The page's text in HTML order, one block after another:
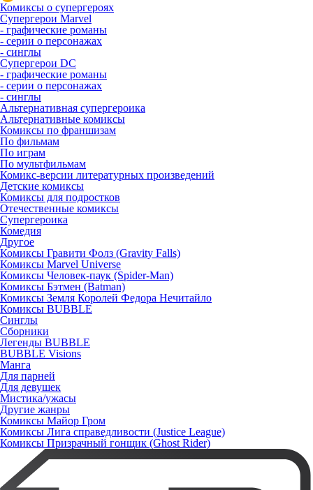
Комиксы о супергероях
Супергерои Marvel
- графические романы
- серии о персонажах
- синглы
Супергерои DC
- графические романы
- серии о персонажах
- синглы
Альтернативная супергероика
Альтернативные комиксы
Комиксы по франшизам
По фильмам
По играм
По мультфильмам
Комикс-версии литературных произведений
Детские комиксы
Комиксы для подростков
Отечественные комиксы
Супергероика
Комедия
Другое
Комиксы Гравити Фолз (Gravity Falls)
Комиксы Marvel Universe
Комиксы Человек-паук (Spider-Man)
Комиксы Бэтмен (Batman)
Комиксы Земля Королей Федора Нечитайло
Комиксы BUBBLE
Синглы
Сборники
Легенды BUBBLE
BUBBLE Visions
Манга
Для парней
Для девушек
Мистика/ужасы
Другие жанры
Комиксы Майор Гром
Комиксы Лига справедливости (Justice League)
Комиксы Призрачный гонщик (Ghost Rider)